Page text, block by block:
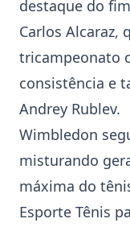
destaque do
Carlos Alcaraz,
tricampeonato
consistência e
Andrey Rublev.
Wimbledon
misturando
máxima do
Esporte Tênis